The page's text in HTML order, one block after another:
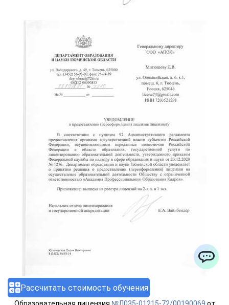
Рассчитать стоимость обучения
Образовательная лицензия №Л035-01215-72/00190069 от